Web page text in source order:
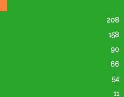
208
158
90
66
54
11